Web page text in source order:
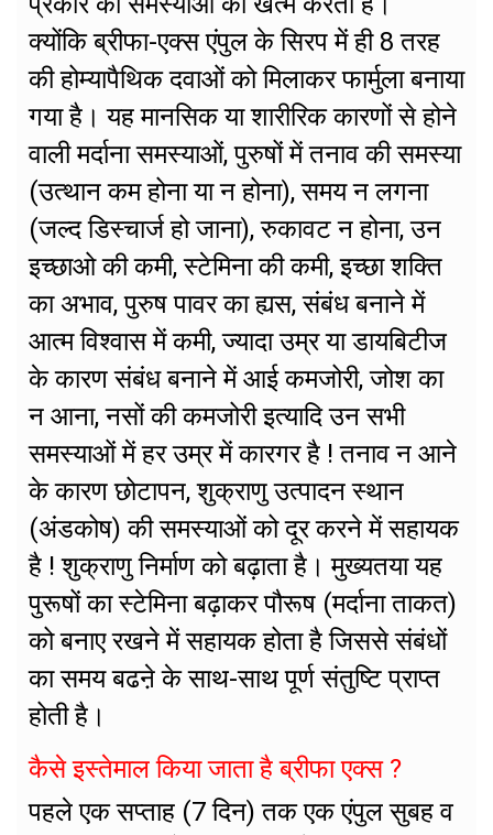
क्योंकि ब्रीफा-एक्स एंपुल के सिरप में ही 8 तरह
की होम्यापैथिक दवाओं को मिलाकर फार्मुला बनाया
गया है। यह मानसिक या शारीरिक कारणों से होने
वाली मर्दाना समस्याओं, पुरुषों में तनाव की समस्या
(उत्थान कम होना या न होना), समय न लगना
(जल्द डिस्चार्ज हो जाना), रुकावट न होना, उन
इच्छाओ की कमी, स्टेमिना की कमी, इच्छा शक्ति
का अभाव, पुरुष पावर का ह्यस, संबंध बनाने में
आत्म विश्वास में कमी, ज्यादा उम्र या डायबिटीज
के कारण संबंध बनाने में आई कमजोरी, जोश का
न आना, नसों की कमजोरी इत्यादि उन सभी
समस्याओं में हर उम्र में कारगर है ! तनाव न आने
के कारण छोटापन, शुक्राणु उत्पादन स्थान
(अंडकोष) की समस्याओं को दूर करने में सहायक
है ! शुक्राणु निर्माण को बढ़ाता है। मुख्यतया यह
पुरूषों का स्टेमिना बढ़ाकर पौरूष (मर्दाना ताकत)
को बनाए रखने में सहायक होता है जिससे संबंधों
का समय बढऩे के साथ-साथ पूर्ण संतुष्टि प्राप्त
होती है।
कैसे इस्तेमाल किया जाता है ब्रीफा एक्स ?
पहले एक सप्ताह (7 दिन) तक एक एंपुल सुबह व